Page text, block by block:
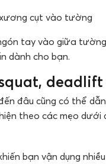
cụt vào tường
tay vào giữa
dành cho bạn.
đâu cũng có thể
theo các mẹo
bạn vận dụng